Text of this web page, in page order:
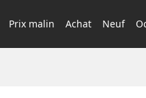
Prix malin Achat Neuf